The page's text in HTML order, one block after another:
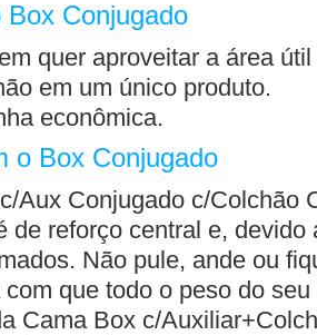
Box Conjugado
quer aproveitar a área
em um único produto.
econômica.
o Box Conjugado
Aux Conjugado c/Colchão
de reforço central e,
Não pule, ande ou
que todo o peso do
Cama Box c/